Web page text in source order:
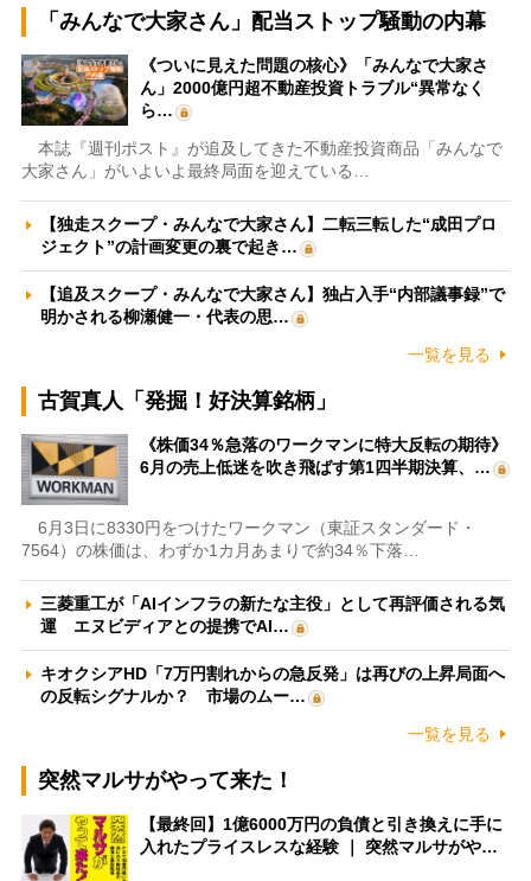
「みんなで大家さん」配当ストップ騒動の内幕
《ついに見えた問題の核心》「みんなで大家さ
ん」2000億円超不動産投資トラブル“異常なく
ら…
本誌『週刊ポスト』が追及してきた不動産投資商品「みんなで
大家さん」がいよいよ最終局面を迎えている…
【独走スクープ・みんなで大家さん】二転三転した“成田プロ
ジェクト”の計画変更の裏で起き…
【追及スクープ・みんなで大家さん】独占入手“内部議事録”で
明かされる柳瀬健一・代表の思…
一覧を見る
古賀真人「発掘！好決算銘柄」
《株価34％急落のワークマンに特大反転の期待》
6月の売上低迷を吹き飛ばす第1四半期決算、…
6月3日に8330円をつけたワークマン（東証スタンダード・
7564）の株価は、わずか1カ月あまりで約34％下落…
三菱重工が「AIインフラの新たな主役」として再評価される気
運 エヌビディアとの提携でAI…
キオクシアHD「7万円割れからの急反発」は再びの上昇局面へ
の反転シグナルか？ 市場のムー…
一覧を見る
突然マルサがやって来た！
【最終回】1億6000万円の負債と引き換えに手に
入れたプライスレスな経験 ｜ 突然マルサがや…